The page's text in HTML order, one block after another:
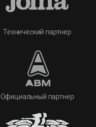
Технический партнер
Официальный партнер